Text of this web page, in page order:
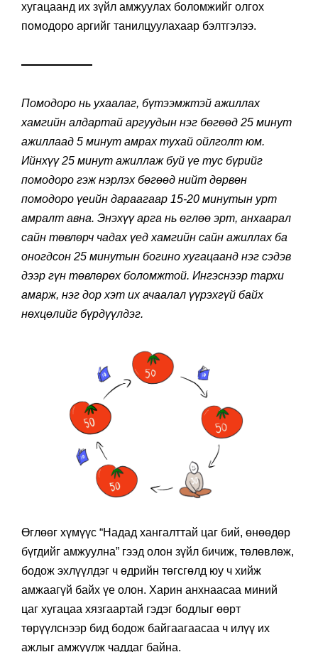
хугацаанд их зүйл амжуулах боломжийг олгох
помодоро аргийг танилцуулахаар бэлтгэлээ.
Помодоро нь ухаалаг, бүтээмжтэй ажиллах
хамгийн алдартай аргуудын нэг бөгөөд 25 минут
ажиллаад 5 минут амрах тухай ойлголт юм.
Ийнхүү 25 минут ажиллаж буй үе тус бүрийг
помодоро гэж нэрлэх бөгөөд нийт дөрвөн
помодоро үеийн дараагаар 15-20 минутын урт
амралт авна. Энэхүү арга нь өглөө эрт, анхаарал
сайн төвлөрч чадах үед хамгийн сайн ажиллах ба
оногдсон 25 минутын богино хугацаанд нэг сэдэв
дээр гүн төвлөрөх боломжтой. Ингэснээр тархи
амарж, нэг дор хэт их ачаалал үүрэхгүй байх
нөхцөлийг бүрдүүлдэг.
Өглөөг хүмүүс “Надад хангалттай цаг бий, өнөөдөр
бүгдийг амжуулна” гээд олон зүйл бичиж, төлөвлөж,
бодож эхлүүлдэг ч өдрийн төгсгөлд юу ч хийж
амжаагүй байх үе олон. Харин анхнаасаа миний
цаг хугацаа хязгаартай гэдэг бодлыг өөрт
төрүүлснээр бид бодож байгаагаасаа ч илүү их
ажлыг амжуулж чаддаг байна.